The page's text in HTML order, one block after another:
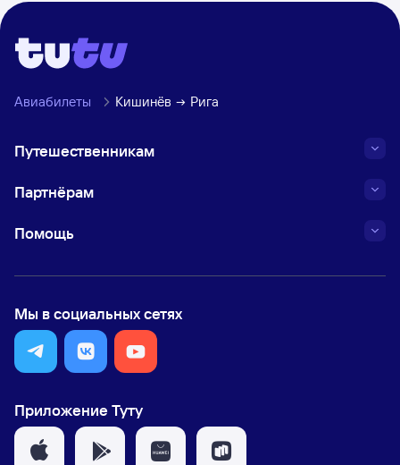
Авиабилеты Кишинёв Рига
Путешественникам
Партнёрам
Помощь
Мы в социальных сетях
Приложение Туту